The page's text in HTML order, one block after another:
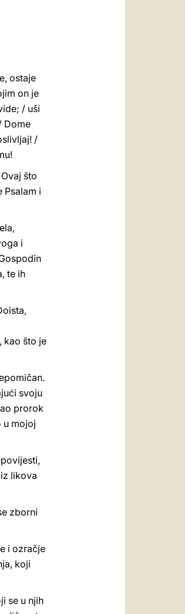
ostaje
on je
/ uši
Dome
/
što
Psalam i
i
te ih
kao što je
svoju
prorok
u mojoj
likova
zborni
i ozračje
koji
se u njih